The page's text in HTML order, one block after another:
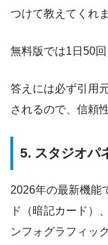
つけて教えてくれま
無料版では1日50回
答えには必ず引用
されるので、信頼
5. スタジオパ
2026年の最新機能
ド（暗記カード）
ンフォグラフィッ